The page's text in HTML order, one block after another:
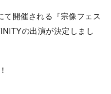
開催される『宗像フェス
の出演が決定しまし